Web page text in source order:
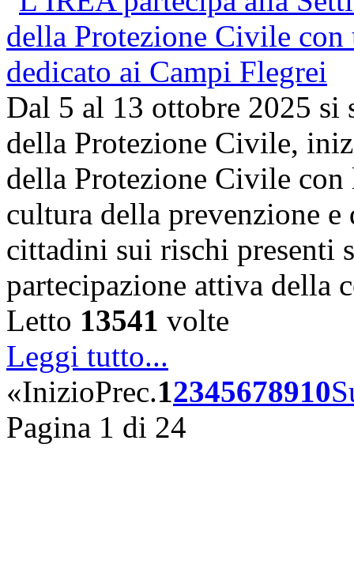
Dal 5 al 13 ottobre 2025 si
della Protezione Civile,
della Protezione Civile
cultura della prevenzione
cittadini sui rischi presenti
partecipazione attiva
Letto 13541 volte
Leggi tutto...
«InizioPrec.12345678910
Pagina 1 di 24